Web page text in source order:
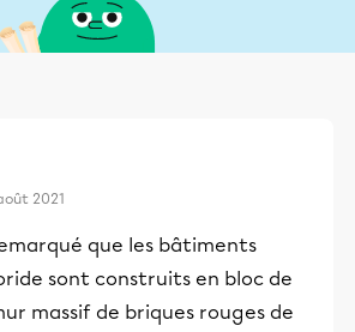
2021
que les bâtiments
sont construits en bloc de
massif de briques rouges de